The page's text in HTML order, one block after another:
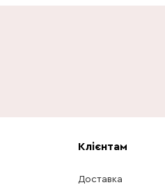
Клієнтам
Доставка